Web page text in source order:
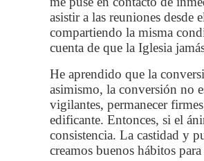
asistir a las reuniones desde
compartiendo la misma
cuenta de que la Iglesia
He aprendido que la
asimismo, la conversión no
vigilantes, permanecer
edificante. Entonces, si el
consistencia. La castidad y
creamos buenos hábitos